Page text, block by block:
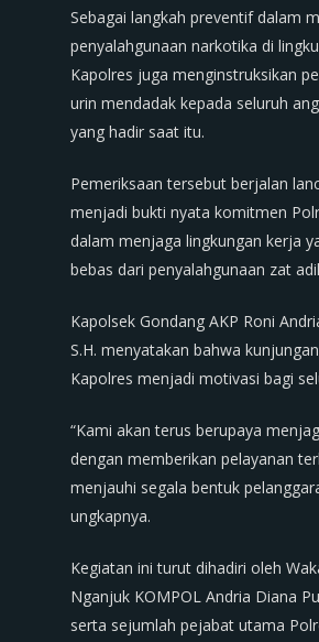
Sebagai langkah preventif dalam
penyalahgunaan narkotika di
Kapolres juga menginstruksikan
urin mendadak kepada seluruh
yang hadir saat itu.
Pemeriksaan tersebut berjalan
menjadi bukti nyata komitmen
dalam menjaga lingkungan kerja
bebas dari penyalahgunaan zat
Kapolsek Gondang AKP Roni
S.H. menyatakan bahwa
Kapolres menjadi motivasi bagi
“Kami akan terus berupaya
dengan memberikan pelayanan
menjauhi segala bentuk
ungkapnya.
Kegiatan ini turut dihadiri oleh
Nganjuk KOMPOL Andria Diana
serta sejumlah pejabat utama